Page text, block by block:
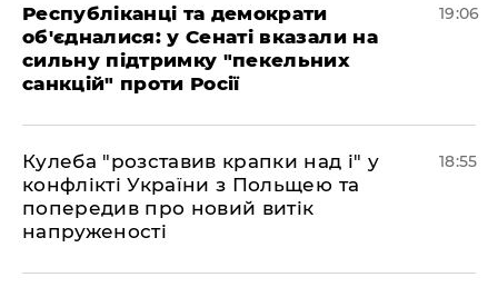
Республіканці та демократи
об'єдналися: у Сенаті вказали на
сильну підтримку "пекельних
санкцій" проти Росії
19:06
Кулеба "розставив крапки над і" у
конфлікті України з Польщею та
попередив про новий витік
напруженості
18:55